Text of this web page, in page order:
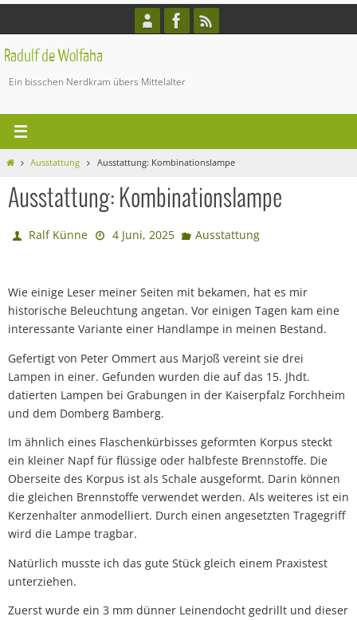
Inhalt
springen
Radulf de Wolfaha
Ein bisschen Nerdkram übers Mittelalter
StartAusstattung Ausstattung: Kombinationslampe
Ausstattung: Kombinationslampe
Ralf Künne 4 Juni, 2025 Ausstattung
Wie einige Leser meiner Seiten mit bekamen, hat es mir
historische Beleuchtung angetan. Vor einigen Tagen kam eine
interessante Variante einer Handlampe in meinen Bestand.
Gefertigt von Peter Ommert aus Marjoß vereint sie drei
Lampen in einer. Gefunden wurden die auf das 15. Jhdt.
datierten Lampen bei Grabungen in der Kaiserpfalz Forchheim
und dem Domberg Bamberg.
Im ähnlich eines Flaschenkürbisses geformten Korpus steckt
ein kleiner Napf für flüssige oder halbfeste Brennstoffe. Die
Oberseite des Korpus ist als Schale ausgeformt. Darin können
die gleichen Brennstoffe verwendet werden. Als weiteres ist ein
Kerzenhalter anmodelliert. Durch einen angesetzten Tragegriff
wird die Lampe tragbar.
Natürlich musste ich das gute Stück gleich einem Praxistest
unterziehen.
Zuerst wurde ein 3 mm dünner Leinendocht gedrillt und dieser